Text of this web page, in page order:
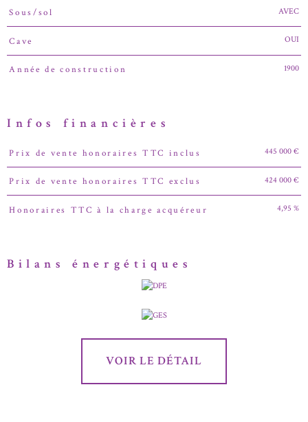
Sous/sol AVEC
Cave OUI
Année de construction 1900
Infos financières
Caractéristiques Valeurs
Prix de vente honoraires TTC inclus 445 000 €
Prix de vente honoraires TTC exclus 424 000 €
Honoraires TTC à la charge acquéreur 4,95 %
Bilans énergétiques
VOIR LE DÉTAIL